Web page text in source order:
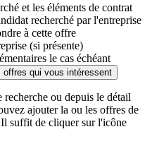
et les éléments de contrat
recherché par l'entreprise
à cette offre
(si présente)
le cas échéant
qui vous intéressent
recherche ou depuis le détail
ajouter la ou les offres de
suffit de cliquer sur l'icône